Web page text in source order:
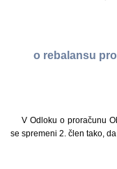
o rebalansu
V Odloku o proračunu
se spremeni 2. člen tako,